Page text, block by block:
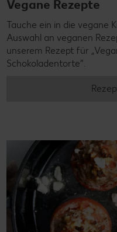
Vegane Rezepte
Tauche ein in die vegane
Auswahl an veganen
unserem Rezept für
Schokoladentorte“.